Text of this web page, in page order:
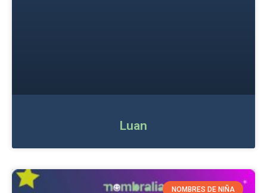
Luan
NOMBRES DE NIÑA